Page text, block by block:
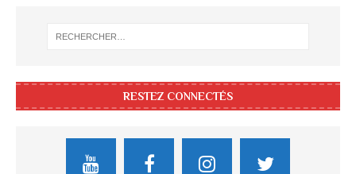
RESTEZ CONNECTÉS